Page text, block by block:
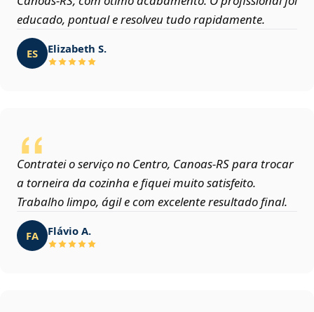
educado, pontual e resolveu tudo rapidamente.
ES Elizabeth S.
Contratei o serviço no Centro, Canoas‑RS para trocar
a torneira da cozinha e fiquei muito satisfeito.
Trabalho limpo, ágil e com excelente resultado final.
FA Flávio A.